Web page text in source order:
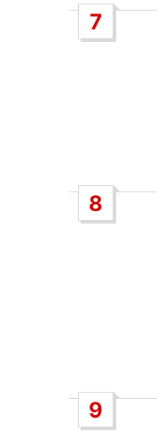
7
8
9